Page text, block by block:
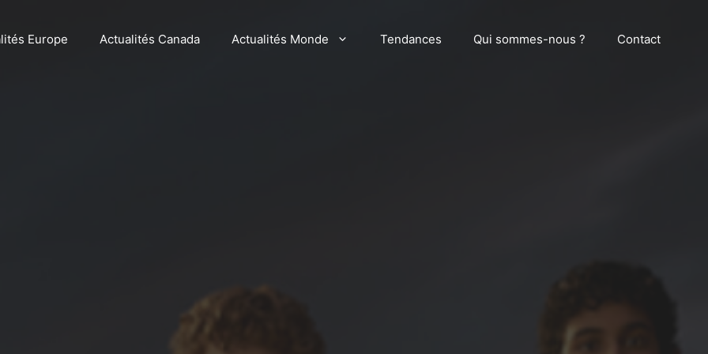
Europe Actualités Canada Actualités Monde Tendances Qui sommes-nous ? Contact